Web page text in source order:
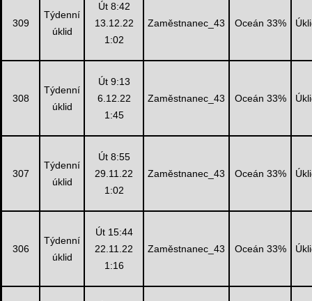
309
Týdenní
úklid
Út 8:42
13.12.22
1:02
Zaměstnanec_43 Oceán 33%
308
Týdenní
úklid
Út 9:13
6.12.22
1:45
Zaměstnanec_43 Oceán 33%
307
Týdenní
úklid
Út 8:55
29.11.22
1:02
Zaměstnanec_43 Oceán 33%
306
Týdenní
úklid
Út 15:44
22.11.22
1:16
Zaměstnanec_43 Oceán 33%